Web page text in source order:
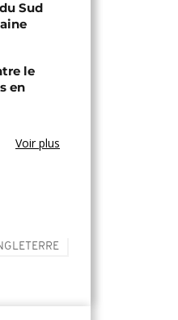
Sud
le
en
Voir plus